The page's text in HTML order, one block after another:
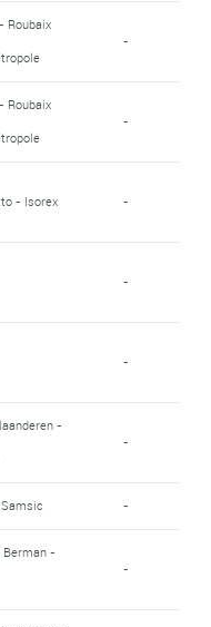
Roubaix
-
Roubaix
-
- Isorex -
-
-
-
-
-
Berman -
-